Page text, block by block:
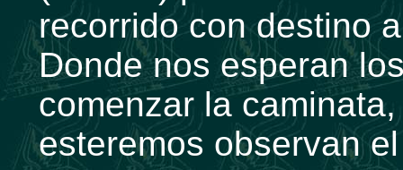
recorrido con destino
Donde nos esperan
comenzar la
esteremos observan